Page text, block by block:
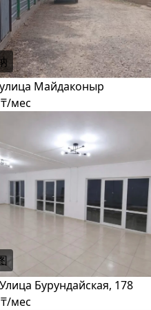
Майдаконыр
мес
Бурундайская, 178
мес